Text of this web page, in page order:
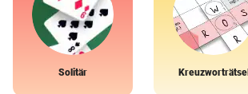
Solitär Kreuzworträtsel